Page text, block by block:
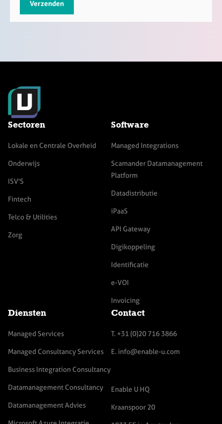
Sectoren
Lokale en Centrale Overheid
Onderwijs
ISV'S
Fintech
Telco & Utilities
Zorg
Software
Managed Integrations
Scamander Datamanagement
Platform
Datadistributie
iPaaS
API Gateway
Digikoppeling
Identificatie
e-VOI
Invoicing
Diensten
Managed Services
Managed Consultancy Services
Business Integration Consultancy
Datamanagement Consultancy
Datamanagement Advies
Contact
T. +31 (0)20 716 3866
E. info@enable-u.com
Enable U HQ
Kraanspoor 20